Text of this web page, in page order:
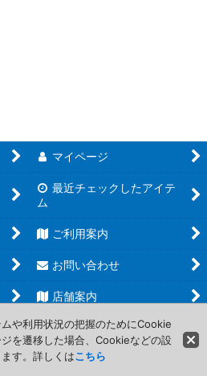
マイページ
最近チェックしたアイテ
ム
ご利用案内
お問い合わせ
店舗案内
CORE Corporation. All Rights
Reserved.
や利用状況の把握のためにCookie
を遷移した場合、Cookieなどの設
す。詳しくはこちら